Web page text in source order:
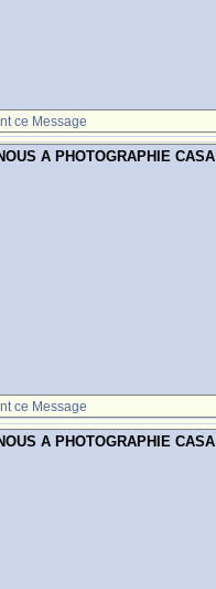
ce Message
A PHOTOGRAPHIE CASA
ce Message
A PHOTOGRAPHIE CASA